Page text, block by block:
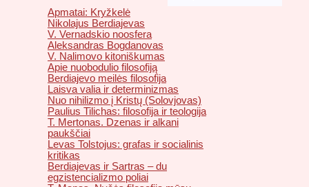
Apmatai: Kryžkelė
Nikolajus Berdiajevas
V. Vernadskio noosfera
Aleksandras Bogdanovas
V. Nalimovo kitoniškumas
Apie nuobodulio filosofiją
Berdiajevo meilės filosofija
Laisva valia ir determinizmas
Nuo nihilizmo į Kristų (Solovjovas)
Paulius Tilichas: filosofija ir teologija
T. Mertonas. Dzenas ir alkani
paukščiai
Levas Tolstojus: grafas ir socialinis
kritikas
Berdiajevas ir Sartras – du
egzistencializmo poliai